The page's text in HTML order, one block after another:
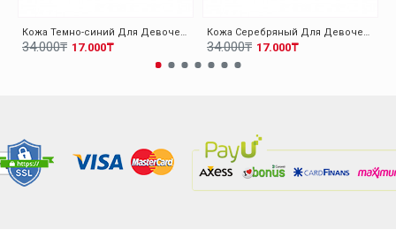
Кожа Темно-синий Для Девочек Повседневная Обувь 006BA800
17.000₸
34.000₸
Кожа Серебряный Для Девочек Повседневная Обувь 006BA800
17.000₸
34.000₸